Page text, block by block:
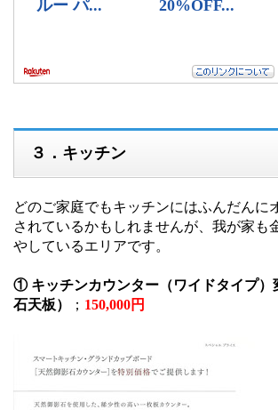
３．キッチン
どのご家庭でもキッチンにはふんだんに
されているかもしれませんが、我が家も
やしているエリアです。
① キッチンカウンター（ワイドタイプ）
石天板）
； 150,000円